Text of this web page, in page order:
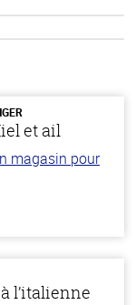
et ail
magasin pour
l’italienne